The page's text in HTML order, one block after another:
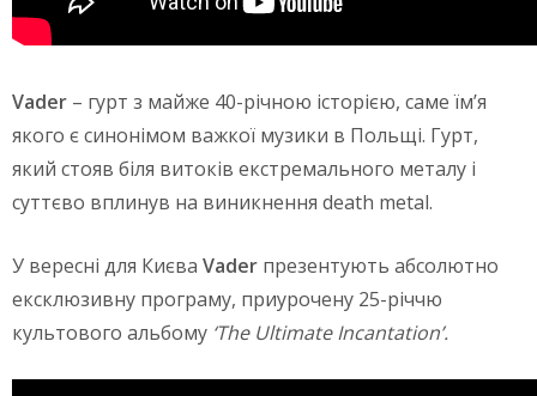
Vader – гурт з майже 40-річною історією, саме їм’я
якого є синонімом важкої музики в Польщі. Гурт,
який стояв біля витоків екстремального металу і
суттєво вплинув на виникнення death metal.
У вересні для Києва Vader презентують абсолютно
ексклюзивну програму, приурочену 25-річчю
культового альбому ‘The Ultimate Incantation’.